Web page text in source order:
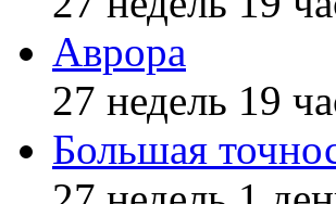
Аврора
27 недель 19
Большая